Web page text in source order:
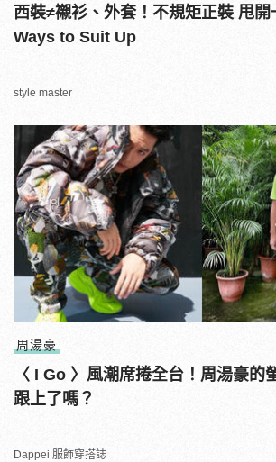
西裝≠襯衫、外套！不規矩正裝 甩
Ways to Suit Up
style master
周湯豪
〈 I Go 〉風潮席捲全台！周湯豪的
跟上了嗎？
Dappei 服飾穿搭誌